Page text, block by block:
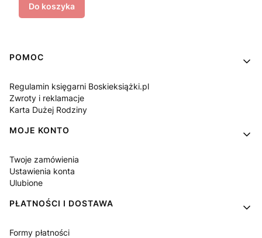
Do koszyka
Linki w stopce
POMOC
Regulamin księgarni Boskieksiążki.pl
Zwroty i reklamacje
Karta Dużej Rodziny
MOJE KONTO
Twoje zamówienia
Ustawienia konta
Ulubione
PŁATNOŚCI I DOSTAWA
Formy płatności